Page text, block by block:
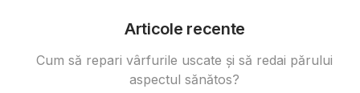
Articole recente
Cum să repari vârfurile uscate și să redai părului
aspectul sănătos?